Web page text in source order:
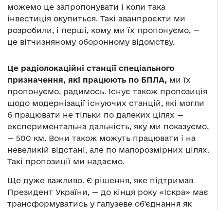
можемо це запропонувати і коли така
інвестиція окупиться. Такі аванпроєкти ми
розробили, і перші, кому ми їх пропонуємо, —
це вітчизняному оборонному відомству.
Це радіолокаційні станції спеціального
призначення, які працюють по БПЛА, ми їх
пропонуємо, радимось. Існує також пропозиція
щодо модернізації існуючих станцій, які могли
б працювати не тільки по далеких цілях —
експериментальна дальність, яку ми показуємо,
— 500 км. Вони також можуть працювати і на
невеликій відстані, але по малорозмірних цілях.
Такі пропозиції ми надаємо.
Ще дуже важливо. Є рішення, яке підтримав
Президент України, — до кінця року «Іскра» має
трансформуватись у галузеве об’єднання як